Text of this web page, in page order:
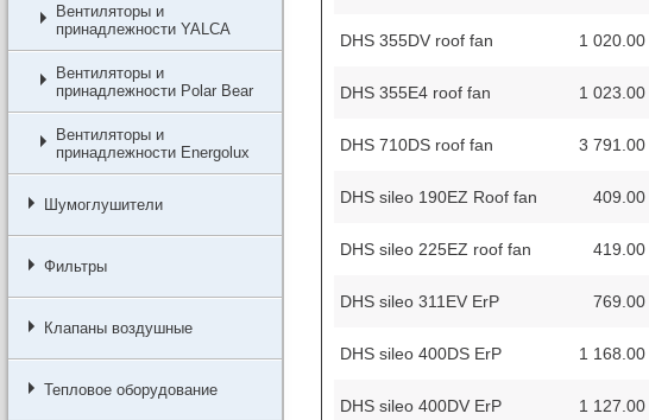
Вентиляторы и
принадлежности YALCA
Вентиляторы и
принадлежности Polar Bear
Вентиляторы и
принадлежности Energolux
Шумоглушители
Фильтры
Клапаны воздушные
Тепловое оборудование
DHS 355DV roof fan 1 020.00
DHS 355E4 roof fan 1 023.00
DHS 710DS roof fan 3 791.00
DHS sileo 190EZ Roof fan 409.00
DHS sileo 225EZ roof fan 419.00
DHS sileo 311EV ErP 769.00
DHS sileo 400DS ErP 1 168.00
DHS sileo 400DV ErP 1 127.00